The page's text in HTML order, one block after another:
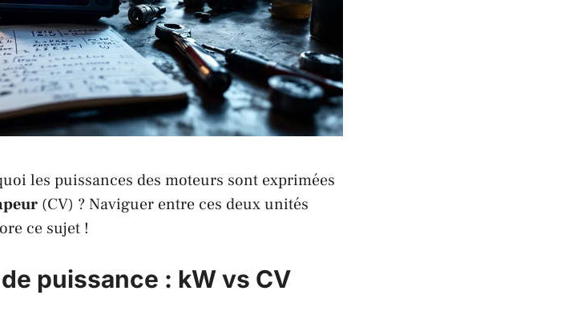
les puissances des moteurs sont exprimées
(CV) ? Naviguer entre ces deux unités
ce sujet !
puissance : kW vs CV